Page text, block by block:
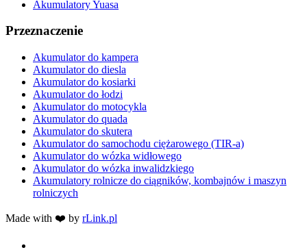
Akumulatory Yuasa
Przeznaczenie
Akumulator do kampera
Akumulator do diesla
Akumulator do kosiarki
Akumulator do łodzi
Akumulator do motocykla
Akumulator do quada
Akumulator do skutera
Akumulator do samochodu ciężarowego (TIR-a)
Akumulator do wózka widłowego
Akumulator do wózka inwalidzkiego
Akumulatory rolnicze do ciągników, kombajnów i maszyn
rolniczych
Made with ❤️ by rLink.pl